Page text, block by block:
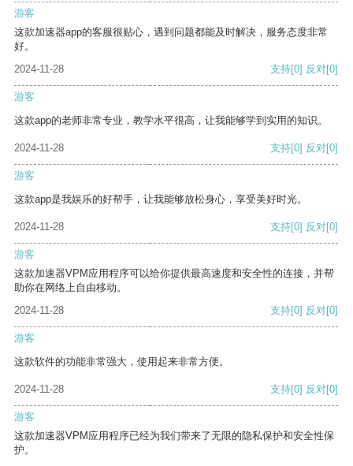
游客
这款加速器app的客服很贴心，遇到问题都能及时解决，服务态度非常
好。
2024-11-28
支持[0] 反对[0]
游客
这款app的老师非常专业，教学水平很高，让我能够学到实用的知识。
2024-11-28 支持[0] 反对[0]
游客
这款app是我娱乐的好帮手，让我能够放松身心，享受美好时光。
2024-11-28 支持[0] 反对[0]
游客
这款加速器VPM应用程序可以给你提供最高速度和安全性的连接，并帮
助你在网络上自由移动。
2024-11-28
支持[0] 反对[0]
游客
这款软件的功能非常强大，使用起来非常方便。
2024-11-28 支持[0] 反对[0]
游客
这款加速器VPM应用程序已经为我们带来了无限的隐私保护和安全性保
护。